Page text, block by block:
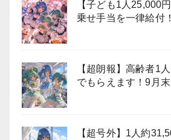
【子ども1人25,000
乗せ手当を一律給付
【超朗報】高齢者1
でもらえます！9月
【超号外】1人約